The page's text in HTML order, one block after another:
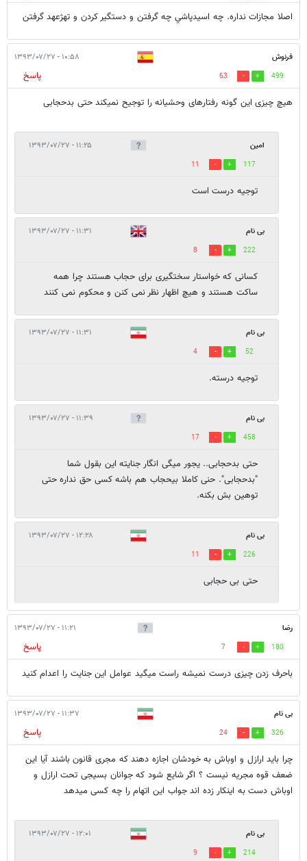
اصلا مجازات نداره. چه اسيدپاشي چه گرفتن و دستگير كردن و تهژعهد گرفتن
فرنوش ۱۰:۵۸ - ۱۳۹۳/۰۷/۲۷
499
63
پاسخ
هیچ چیزی این گونه رفتارهای وحشیانه را توجیح نمیکند حتی بدحجابی
امین ۱۱:۲۵ - ۱۳۹۳/۰۷/۲۷
117
11
توجیه درست است
بی نام ۱۱:۳۱ - ۱۳۹۳/۰۷/۲۷
222
8
کسانی که خواستار سختگیری برای حجاب هستند چرا همه
ساکت هستند و هیچ اظهار نظر نمی کنن و محکوم نمی کنند
بی نام ۱۱:۳۱ - ۱۳۹۳/۰۷/۲۷
52
4
توجیه درسته.
بی نام ۱۱:۳۹ - ۱۳۹۳/۰۷/۲۷
458
17
حتی بدحجابی.. یجور میگی انگار جنایته این بقول شما
"بدحجابی". حنی کاملا بیحجاب هم باشه کسی حق نداره حتی
توهین بش بکنه.
بی نام ۱۲:۲۸ - ۱۳۹۳/۰۷/۲۷
226
11
حتی بی حجابی
رضا ۱۱:۲۱ - ۱۳۹۳/۰۷/۲۷
180
7
پاسخ
باحرف زدن چیزی درست نمیشه راست میگید عوامل این جنایت را اعدام کنید
بی نام ۱۱:۳۷ - ۱۳۹۳/۰۷/۲۷
326
24
پاسخ
چرا باید ارازل و اوباش به خودشان اجازه دهند که مجری قانون باشند آیا این
ضعف قوه مجریه نیست ؟ اگر شایع شود که جوانان بسیجی تحت ارازل و
اوباش دست به اینکار زده اند جواب این اتهام را چه کسی میدهد
بی نام ۱۲:۰۱ - ۱۳۹۳/۰۷/۲۷
214
9